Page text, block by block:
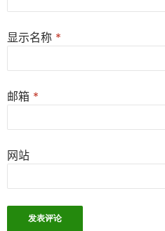
显示名称 *
邮箱 *
网站